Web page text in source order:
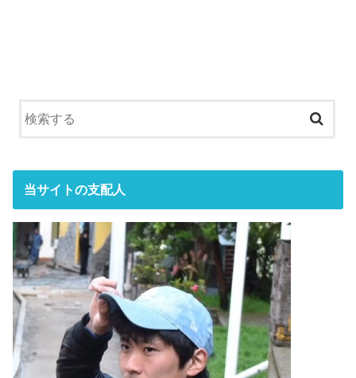
当サイトの支配人